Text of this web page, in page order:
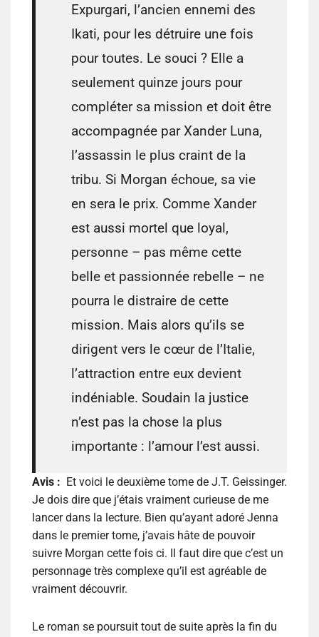
Expurgari, l’ancien ennemi des
Ikati, pour les détruire une fois
pour toutes. Le souci ? Elle a
seulement quinze jours pour
compléter sa mission et doit être
accompagnée par Xander Luna,
l’assassin le plus craint de la
tribu. Si Morgan échoue, sa vie
en sera le prix. Comme Xander
est aussi mortel que loyal,
personne – pas même cette
belle et passionnée rebelle – ne
pourra le distraire de cette
mission. Mais alors qu’ils se
dirigent vers le cœur de l’Italie,
l’attraction entre eux devient
indéniable. Soudain la justice
n’est pas la chose la plus
importante : l’amour l’est aussi.
Avis : Et voici le deuxième tome de J.T. Geissinger.
Je dois dire que j’étais vraiment curieuse de me
lancer dans la lecture. Bien qu’ayant adoré Jenna
dans le premier tome, j’avais hâte de pouvoir
suivre Morgan cette fois ci. Il faut dire que c’est un
personnage très complexe qu’il est agréable de
vraiment découvrir.
Le roman se poursuit tout de suite après la fin du